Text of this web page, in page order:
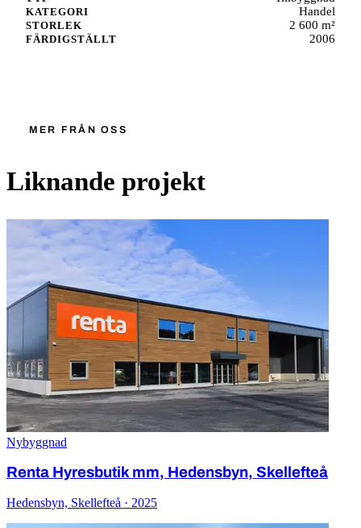
KATEGORI Handel
STORLEK 2 600 m²
FÄRDIGSTÄLLT 2006
MER FRÅN OSS
Liknande projekt
Nybyggnad
Renta Hyresbutik mm, Hedensbyn, Skellefteå
Hedensbyn, Skellefteå · 2025